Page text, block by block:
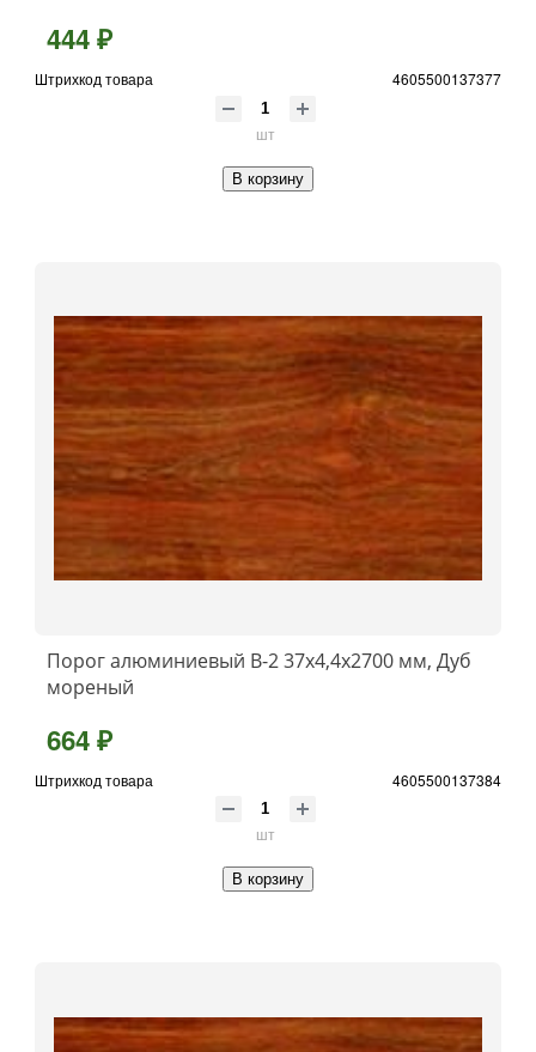
444 ₽
Штрихкод товара 4605500137377
шт
В корзину
Порог алюминиевый B-2 37х4,4x2700 мм, Дуб
мореный
664 ₽
Штрихкод товара 4605500137384
шт
В корзину